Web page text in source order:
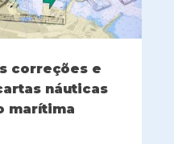
correções e
náuticas
marítima